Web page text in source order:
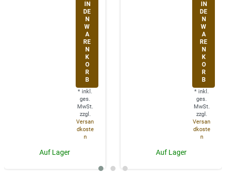
IN
DE
N
W
A
RE
N
K
O
R
B
* inkl.
ges.
MwSt.
zzgl.
Versan
dkoste
n
Auf Lager
IN
DE
N
W
A
RE
N
K
O
R
B
* inkl.
ges.
MwSt.
zzgl.
Versan
dkoste
n
Auf Lager